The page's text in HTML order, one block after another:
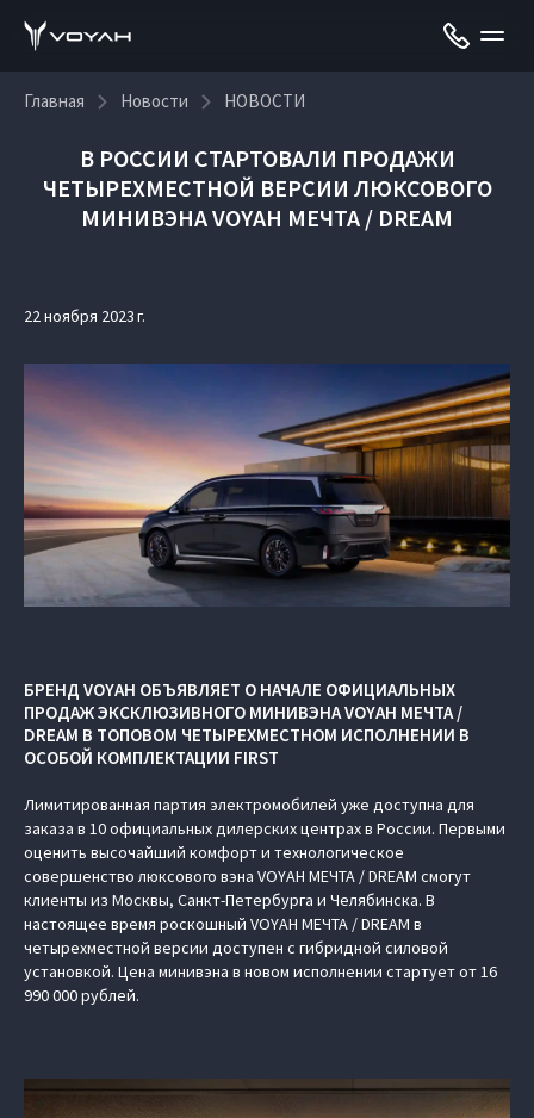
Главная Новости НОВОСТИ
В РОССИИ СТАРТОВАЛИ ПРОДАЖИ
ЧЕТЫРЕХМЕСТНОЙ ВЕРСИИ ЛЮКСОВОГО
МИНИВЭНА VOYAH МЕЧТА / DREAM
22 ноября 2023 г.
БРЕНД VOYAH ОБЪЯВЛЯЕТ О НАЧАЛЕ ОФИЦИАЛЬНЫХ
ПРОДАЖ ЭКСКЛЮЗИВНОГО МИНИВЭНА VOYAH МЕЧТА /
DREAM В ТОПОВОМ ЧЕТЫРЕХМЕСТНОМ ИСПОЛНЕНИИ В
ОСОБОЙ КОМПЛЕКТАЦИИ FIRST
Лимитированная партия электромобилей уже доступна для
заказа в 10 официальных дилерских центрах в России. Первыми
оценить высочайший комфорт и технологическое
совершенство люксового вэна VOYAH МЕЧТА / DREAM смогут
клиенты из Москвы, Санкт-Петербурга и Челябинска. В
настоящее время роскошный VOYAH МЕЧТА / DREAM в
четырехместной версии доступен с гибридной силовой
установкой. Цена минивэна в новом исполнении стартует от 16
990 000 рублей.